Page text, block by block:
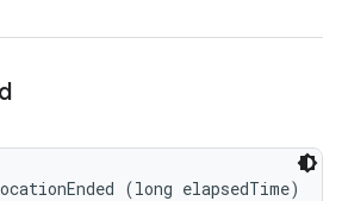
(long elapsedTime)